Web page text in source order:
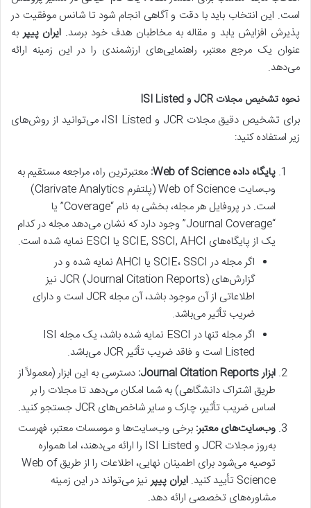
است. این انتخاب باید با دقت و آگاهی انجام شود تا شانس موفقیت در
پذیرش افزایش یابد و مقاله به مخاطبان هدف خود برسد. ایران پیپربه
عنوان یک مرجع معتبر، راهنمایی‌های ارزشمندی را در این زمینه ارائه
می‌دهد.
نحوه تشخیص مجلات JCR و ISI Listed
برای تشخیص دقیق مجلات JCR و ISI Listed، می‌توانید از روش‌های
زیر استفاده کنید:
پایگاه داده Web of Science:
معتبرترین راه، مراجعه مستقیم به
وب‌سایت Web of Science (پلتفرم Clarivate Analytics)
است. در پروفایل هر مجله، بخشی به نام “Coverage” یا
“Journal Coverage” وجود دارد که نشان می‌دهد مجله در کدام
یک از پایگاه‌های SCIE, SSCI, AHCI یا ESCI نمایه شده است.
اگر مجله در SCIE، SSCI یا AHCI نمایه شده و در
گزارش‌های JCR (Journal Citation Reports) نیز
اطلاعاتی از آن موجود باشد، آن مجله JCR است و دارای
ضریب تأثیر می‌باشد.
اگر مجله تنها در ESCI نمایه شده باشد، یک مجله ISI
Listed است و فاقد ضریب تأثیر JCR می‌باشد.
ابزار Journal Citation Reports:
دسترسی به این ابزار (معمولاً از
طریق اشتراک دانشگاهی) به شما امکان می‌دهد تا مجلات را بر
اساس ضریب تأثیر، چارک و سایر شاخص‌های JCR جستجو کنید.
وب‌سایت‌های معتبر: برخی وب‌سایت‌ها و موسسات معتبر، فهرست
به‌روز مجلات JCR و ISI Listed را ارائه می‌دهند، اما همواره
توصیه می‌شود برای اطمینان نهایی، اطلاعات را از طریق Web of
Science تأیید کنید.
ایران پیپرنیز می‌تواند در این زمینه
مشاوره‌های تخصصی ارائه دهد.